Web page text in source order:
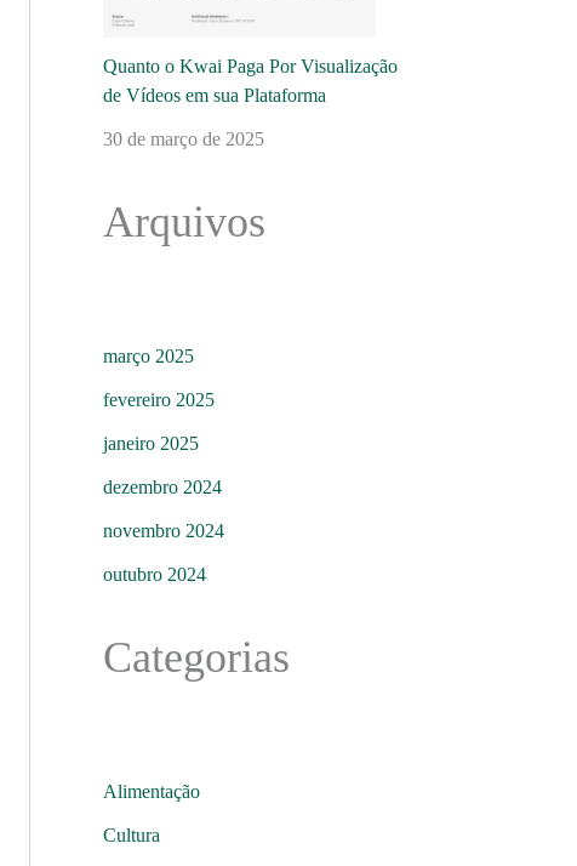
Quanto o Kwai Paga Por Visualização
de Vídeos em sua Plataforma
30 de março de 2025
Arquivos
março 2025
fevereiro 2025
janeiro 2025
dezembro 2024
novembro 2024
outubro 2024
Categorias
Alimentação
Cultura